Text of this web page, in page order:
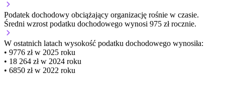
Podatek dochodowy obciążający organizację rośnie w czasie.
Średni wzrost podatku dochodowego wynosi 975 zł rocznie.
W ostatnich latach wysokość podatku dochodowego wynosiła:
• 9776 zł w 2025 roku
• 18 264 zł w 2024 roku
• 6850 zł w 2022 roku